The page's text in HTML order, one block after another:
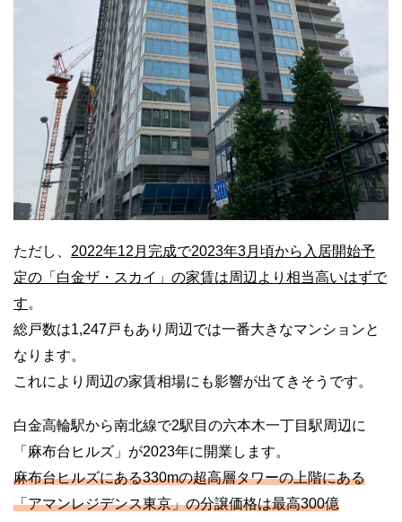
ただし、 2022年12月完成で2023年3月頃から入居開始予
定の「白金ザ・スカイ」の家賃は周辺より相当高いはずで
す。
総戸数は1,247戸もあり周辺では一番大きなマンションと
なります。
これにより周辺の家賃相場にも影響が出てきそうです。
白金高輪駅から南北線で2駅目の六本木一丁目駅周辺に
「麻布台ヒルズ」が2023年に開業します。
麻布台ヒルズにある330mの超高層タワーの上階にある
「アマンレジデンス東京」の分譲価格は最高300億